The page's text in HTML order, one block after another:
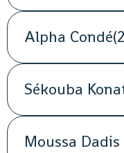
Alpha
Sékouba
Moussa